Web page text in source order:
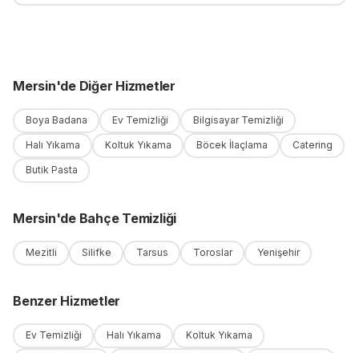
Mersin'deDiğer Hizmetler
Boya Badana Ev Temizliği Bilgisayar Temizliği
Halı Yıkama Koltuk Yıkama Böcek İlaçlama Catering
Butik Pasta
Mersin'de Bahçe Temizliği
Mezitli Silifke Tarsus Toroslar Yenişehir
Benzer Hizmetler
Ev Temizliği Halı Yıkama Koltuk Yıkama